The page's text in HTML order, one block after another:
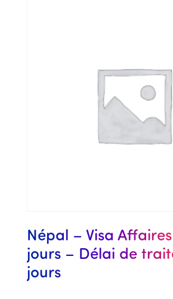
Népal – Visa
jours – Délai de
jours